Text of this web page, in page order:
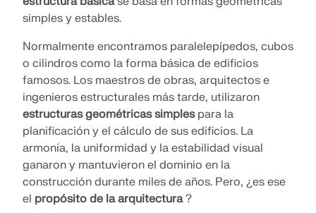
API de Dlubal
El nuevo servicio API de Dlubal (gRPC) te
proporciona una interfaz flexible para el software de
análisis estructural basado en Python y C#, con
acceso directo a toda la gama de productos de
Dlubal.
COMENZAR CON API
Complementos
Análisis adicionales para RSTAB 9
Análisis dinámico
Soluciones especiales
Cálculo
RSECTION 1
Encuentra respuestas rápidamente
Encuentra respuestas rápidas a preguntas comunes
sobre Dlubal Software. Busca o filtra cientos de
preguntas frecuentes para resolver problemas en
poco tiempo.
Desbloquea el poder de la innovación
Descubre herramientas de vanguardia y mejoras
diseñadas para impulsar tu flujo de trabajo de
ingeniería.
VER NUESTROS CLIENTES
ingeniería. Experimenta la innovación, el crecimiento
y desafíos emocionantes.
TUS OPORTUNIDADES DE CARRERA
INICIAR SESIÓN
CREAR CUENTA
Español
simples y estables.
Normalmente encontramos paralelepípedos, cubos
o cilindros como la forma básica de edificios
famosos. Los maestros de obras, arquitectos e
ingenieros estructurales más tarde, utilizaron
estructuras geométricas simplespara la
planificación y el cálculo de sus edificios. La
armonía, la uniformidad y la estabilidad visual
ganaron y mantuvieron el dominio en la
construcción durante miles de años. Pero, ¿es ese
el propósito de la arquitectura?